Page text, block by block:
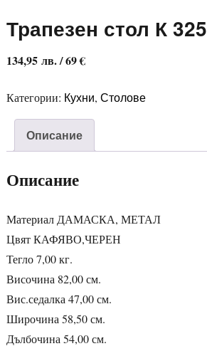
Трапезен стол К 325
134,95 лв./ 69 €
Категории: Кухни, Столове
Описание
Описание
Материал ДАМАСКА, МЕТАЛ
Цвят КАФЯВО,ЧЕРЕН
Тегло 7,00 кг.
Височина 82,00 см.
Вис.седалка 47,00 см.
Широчина 58,50 см.
Дълбочина 54,00 см.